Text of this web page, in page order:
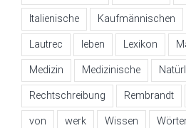
Italienische Kaufmännischen
Lautrec leben Lexikon
Medizin Medizinische
Rechtschreibung Rembrandt
von werk Wissen